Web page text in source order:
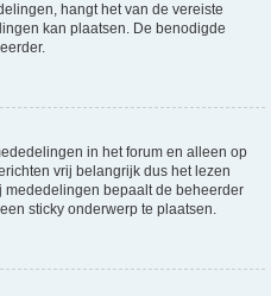
hangt het van de vereiste
kan plaatsen. De benodigde
in het forum en alleen op
vrij belangrijk dus het lezen
bepaalt de beheerder
sticky onderwerp te plaatsen.